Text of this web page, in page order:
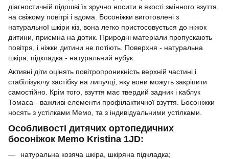
діагностичній підошві їх зручно носити в якості змінного взуття,
на свіжому повітрі і вдома. Босоніжки виготовлені з
натуральної шкіри кіз, вона легко пристосовується до ніжок
дитини, приємна на дотик. Природні матеріали пропускають
повітря, і ніжки дитини не потіють. Поверхня - натуральна
шкіра, підкладка - натуральний нубук.
Активні діти оцінять повітропроникність верхній частині і
стабілізуючу застібку на липучці, яку вони можуть закріпити
самостійно. Крім того, взуття має твердий задник і каблук
Томаса - важливі елементи профілактичної взуття. Босоніжки
носять з устілками Мемо, та з індивідуальними устілками.
Особливості дитячих ортопедичних
босоніжок Memo Kristina 1JD:
натуральна козяча шкіра, шкіряна підкладка;